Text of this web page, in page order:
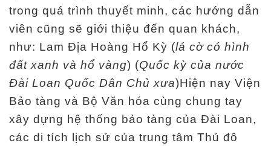
r
a
n
g
w
trong quá trình thuyết minh, các hướng dẫn
viên cũng sẽ giới thiệu đến quan khách,
như: Lam Địa Hoàng Hổ Kỳ (lá cờ có hình
đất xanh và hổ vàng) (Quốc kỳ của nước
Đài Loan Quốc Dân Chủ xưa)Hiện nay Viện
Bảo tàng và Bộ Văn hóa cùng chung tay
xây dựng hệ thống bảo tàng của Đài Loan,
các di tích lịch sử của trung tâm Thủ đô